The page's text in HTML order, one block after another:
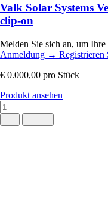
Valk Solar Systems
clip-on
Melden Sie sich an, um Ihre
Anmeldung → Registrieren
€ 0.000,00 pro Stück
Produkt ansehen